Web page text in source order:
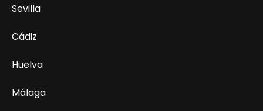
Sevilla
Cádiz
Huelva
Málaga